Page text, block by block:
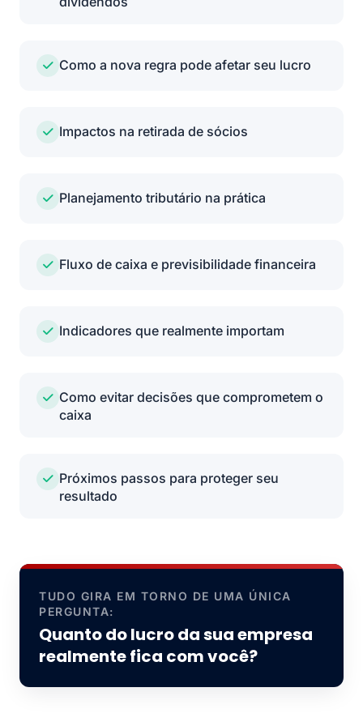
Como a nova regra pode afetar seu lucro
Impactos na retirada de sócios
Planejamento tributário na prática
Fluxo de caixa e previsibilidade financeira
Indicadores que realmente importam
Como evitar decisões que comprometem o
caixa
Próximos passos para proteger seu
resultado
TUDO GIRA EM TORNO DE UMA ÚNICA
PERGUNTA:
Quanto do lucro da sua empresa
realmente fica com você?
Enviamos um e-mail de confirmação com mais detalhes
para você. Até lá!